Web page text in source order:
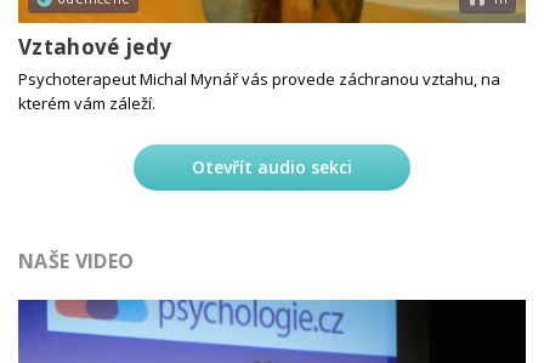
Vztahové jedy
Psychoterapeut Michal Mynář vás provede záchranou vztahu, na
kterém vám záleží.
Otevřít audio sekci
NAŠE VIDEO